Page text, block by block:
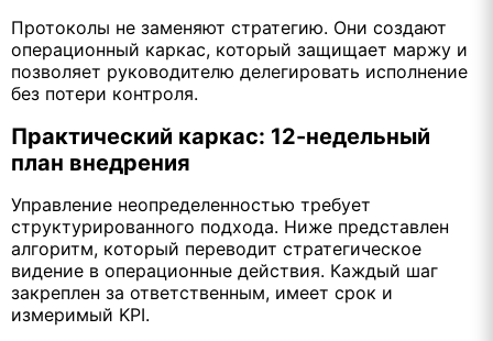
Протоколы не заменяют стратегию. Они создают
операционный каркас, который защищает маржу и
позволяет руководителю делегировать исполнение
без потери контроля.
Практический каркас: 12-недельный
план внедрения
Управление неопределенностью требует
структурированного подхода. Ниже представлен
алгоритм, который переводит стратегическое
видение в операционные действия. Каждый шаг
закреплен за ответственным, имеет срок и
измеримый KPI.